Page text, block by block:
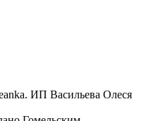
ИП Васильева Олеся